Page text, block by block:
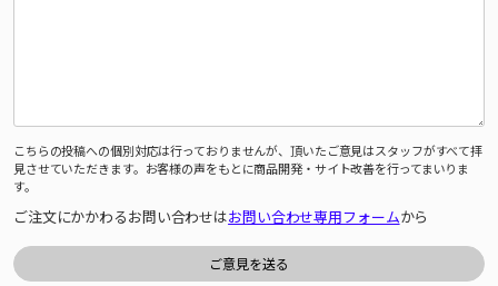
こちらの投稿への個別対応は行っておりませんが、頂いたご意見はスタッフがすべて拝
見させていただきます。お客様の声をもとに商品開発・サイト改善を行ってまいりま
す。
ご注文にかかわるお問い合わせはお問い合わせ専用フォームから